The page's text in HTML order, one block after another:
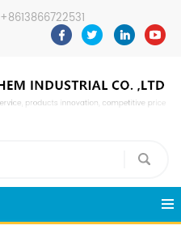
+8613866722531
pweiping@techemi.com